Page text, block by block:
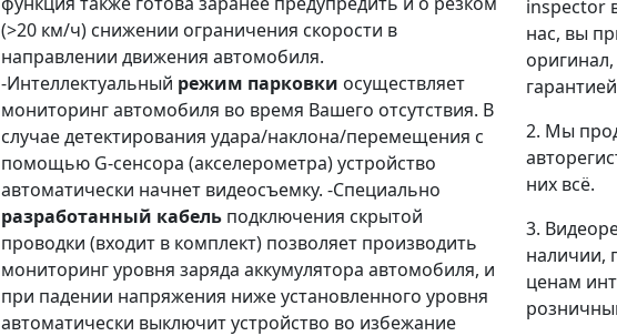
(>20 км/ч) снижении ограничения скорости в
направлении движения автомобиля.
-Интеллектуальный режим парковки осуществляет
мониторинг автомобиля во время Вашего отсутствия. В
случае детектирования удара/наклона/перемещения с
помощью G-сенсора (акселерометра) устройство
автоматически начнет видеосъемку. -Специально
разработанный кабель подключения скрытой
проводки (входит в комплект) позволяет производить
мониторинг уровня заряда аккумулятора автомобиля, и
при падении напряжения ниже установленного уровня
автоматически выключит устройство во избежание
inspector
нас, вы
2. Мы
них всё.
3.
наличии,
ценам